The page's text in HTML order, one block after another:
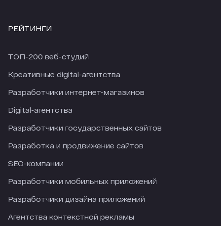
РЕЙТИНГИ
ТОП-200 веб-студий
Креативные digital-агентства
Разработчики интернет-магазинов
Digital-агентства
Разработчики государственных сайтов
Разработка и продвижение сайтов
SEO-компании
Разработчики мобильных приложений
Разработчики дизайна приложений
Агентства контекстной рекламы